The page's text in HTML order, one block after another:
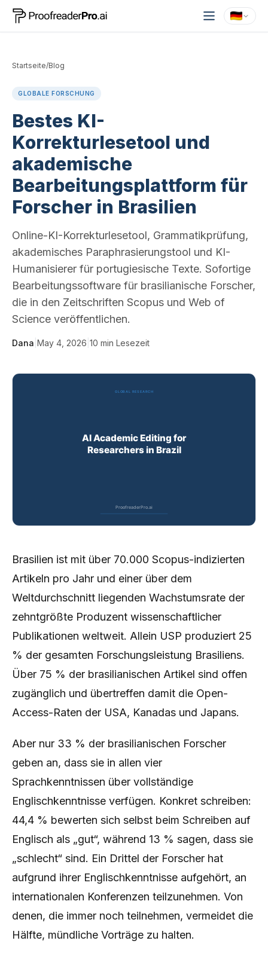
Startseite/Blog
GLOBALE FORSCHUNG
Bestes KI-
Korrekturlesetool und
akademische
Bearbeitungsplattform für
Forscher in Brasilien
Online-KI-Korrekturlesetool, Grammatikprüfung,
akademisches Paraphrasierungstool und KI-
Humanisierer für portugiesische Texte. Sofortige
Bearbeitungssoftware für brasilianische Forscher,
die in den Zeitschriften Scopus und Web of
Science veröffentlichen.
Dana May 4, 2026 10 min Lesezeit
Brasilien ist mit über 70.000 Scopus-indizierten
Artikeln pro Jahr und einer über dem
Weltdurchschnitt liegenden Wachstumsrate der
zehntgrößte Produzent wissenschaftlicher
Publikationen weltweit. Allein USP produziert 25
% der gesamten Forschungsleistung Brasiliens.
Über 75 % der brasilianischen Artikel sind offen
zugänglich und übertreffen damit die Open-
Access-Raten der USA, Kanadas und Japans.
Aber nur 33 % der brasilianischen Forscher
geben an, dass sie in allen vier
Sprachkenntnissen über vollständige
Englischkenntnisse verfügen. Konkret schreiben:
44,4 % bewerten sich selbst beim Schreiben auf
Englisch als „gut“, während 13 % sagen, dass sie
„schlecht“ sind. Ein Drittel der Forscher hat
aufgrund ihrer Englischkenntnisse aufgehört, an
internationalen Konferenzen teilzunehmen. Von
denen, die immer noch teilnehmen, vermeidet die
Hälfte, mündliche Vorträge zu halten.